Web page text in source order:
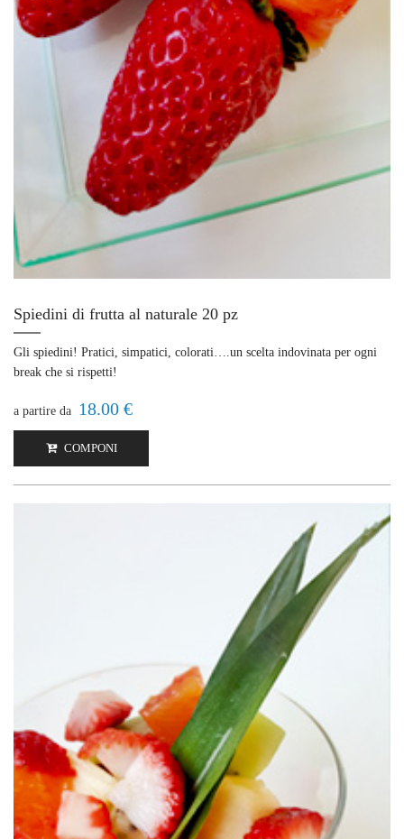
Spiedini di frutta al naturale 20 pz
Gli spiedini! Pratici, simpatici, colorati….un scelta indovinata per ogni
break che si rispetti!
a partire da 18.00 €
COMPONI